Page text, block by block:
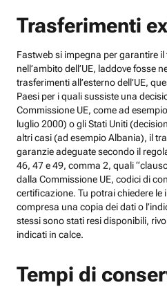
Trasferimenti
Fastweb si impegna per garantire
nell’ambito dell’UE, laddove fosse
trasferimenti all’esterno dell’UE,
Paesi per i quali sussiste una
Commissione UE, come ad
luglio 2000) o gli Stati Uniti
altri casi (ad esempio Albania), il
garanzie adeguate secondo il
46, 47 e 49, comma 2, quali
dalla Commissione UE, codici di
certificazione. Tu potrai chiedere
compresa una copia dei dati o
stessi sono stati resi disponibili,
indicati in calce.
Tempi di